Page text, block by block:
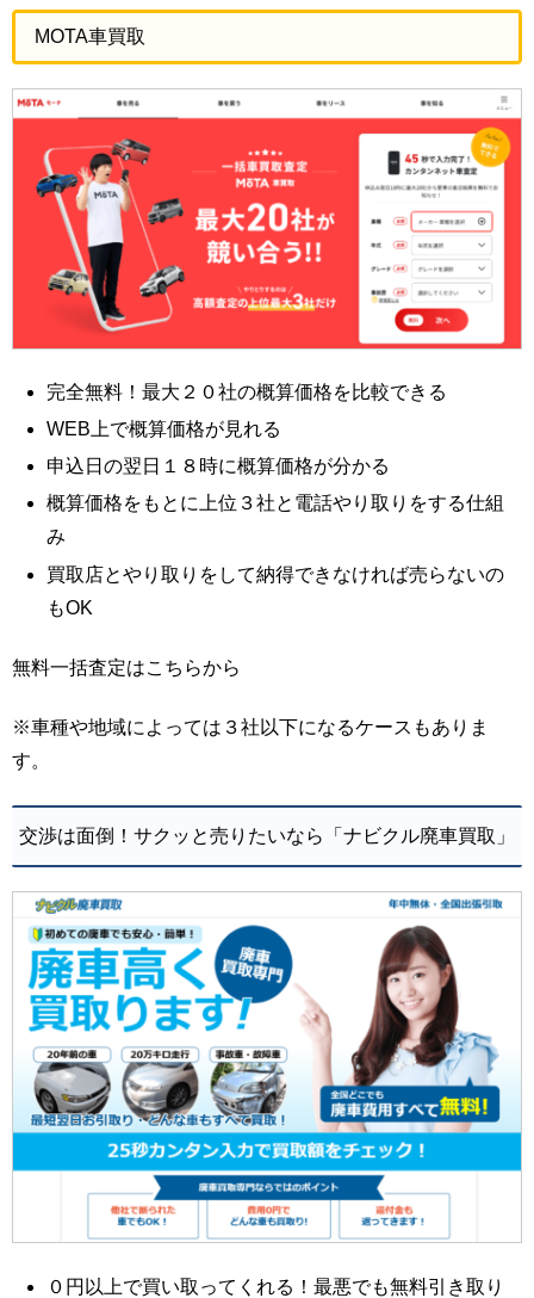
MOTA車買取
完全無料！最大２０社の概算価格を比較できる
WEB上で概算価格が見れる
申込日の翌日１８時に概算価格が分かる
概算価格をもとに上位３社と電話やり取りをする仕組
み
買取店とやり取りをして納得できなければ売らないの
もOK
無料一括査定はこちらから
※車種や地域によっては３社以下になるケースもありま
す。
交渉は面倒！サクッと売りたいなら「ナビクル廃車買取」
０円以上で買い取ってくれる！最悪でも無料引き取り